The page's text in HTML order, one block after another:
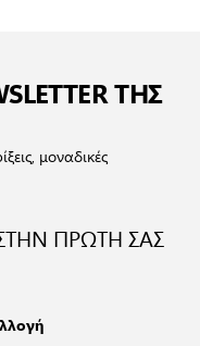
ΤΗΣ
μοναδικές
ΠΡΩΤΗ ΣΑΣ